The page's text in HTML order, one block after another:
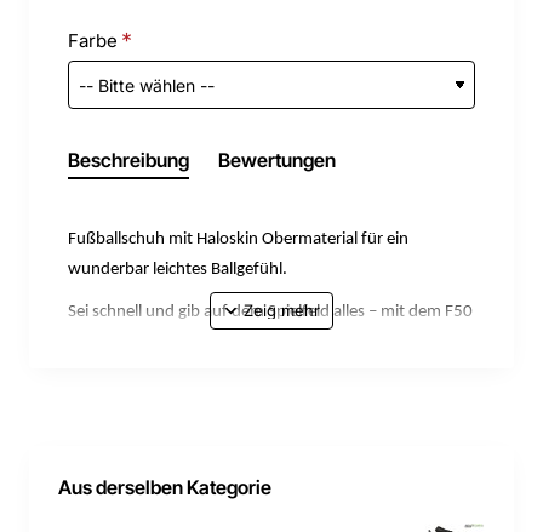
Farbe
Beschreibung Bewertungen
Fußballschuh mit Haloskin Obermaterial für ein
wunderbar leichtes Ballgefühl.
Sei schnell und gib auf dem Spielfeld alles – mit dem F50
Haloshell+ High-Performance-Gewebe reduziert das
Aus derselben Kategorie